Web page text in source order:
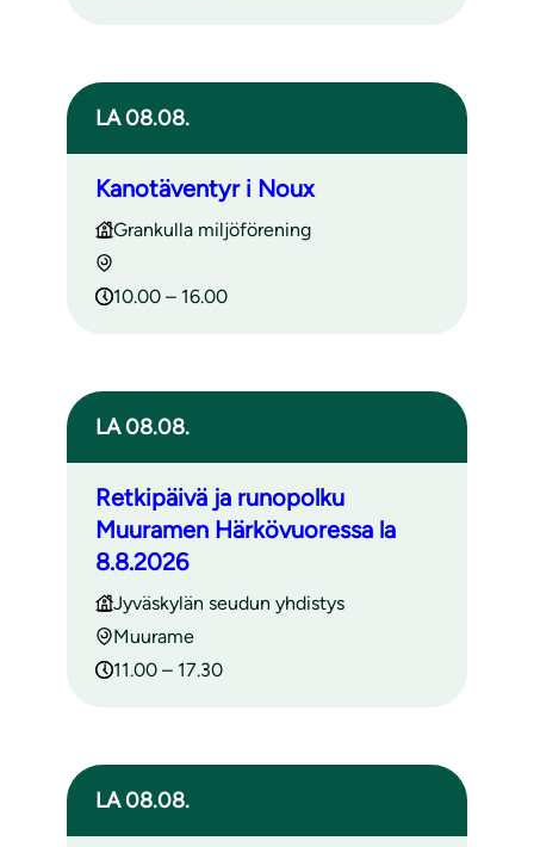
LA 08.08.
Kanotäventyr i Noux
Grankulla miljöförening
10.00 – 16.00
LA 08.08.
Retkipäivä ja runopolku
Muuramen Härkövuoressa la
8.8.2026
Jyväskylän seudun yhdistys
Muurame
11.00 – 17.30
LA 08.08.